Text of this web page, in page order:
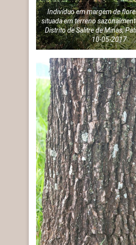
Indivíduo em margem de
situada em terreno
Distrito de Salitre de Minas,
10-05-2017